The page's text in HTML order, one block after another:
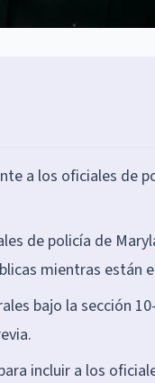
a los oficiales de
de policía de
mientras están
bajo la sección
incluir a los